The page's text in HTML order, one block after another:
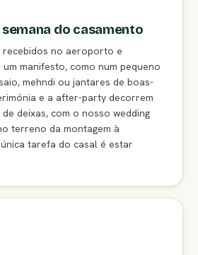
do casamento
recebidos no aeroporto e
manifesto, como num pequeno
mehndi ou jantares de boas-
e a after-party decorrem
deixas, com o nosso wedding
terreno da montagem à
tarefa do casal é estar